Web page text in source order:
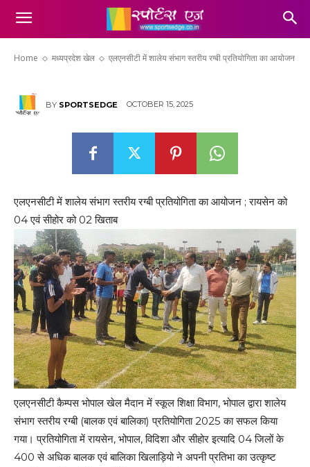
Home मध्यप्रदेश खेल एलएनसीटी में शालेय संभाग स्तरीय रग्बी प्रतियोगिता का आयोजन
एलएनसीटी में शालेय संभाग स्तरीय रग्बी
प्रतियोगिता का आयोजन
BY SPORTSEDGE OCTOBER 15, 2025
एलएनसीटी में शालेय संभाग स्तरीय रग्बी प्रतियोगिता का आयोजन ; रायसेन को
04 एवं सीहोर को 02 खिताब
एलएनसीटी कैम्पस भोपाल खेल मैदान में स्कूल शिक्षा विभाग, भोपाल द्वारा शालेय
संभाग स्तरीय रग्बी (बालक एवं बालिका) प्रतियोगिता 2025 का सफल किया
गया। प्रतियोगिता में रायसेन, भोपाल, विदिशा और सीहोर इत्यादि 04 जिलों के
400 से अधिक बालक एवं बालिका खिलाड़ियो ने अपनी प्रतिभा का उत्कृष्ट